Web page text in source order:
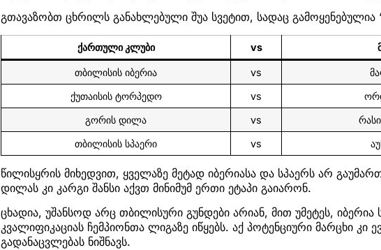
გთავაზობთ ცხრილს განახლებული შუა სვეტით, სადაც გამოყენებულია
ქართული კლუბი vs
თბილისის იბერია vs
ქუთაისის ტორპედო
vs
გორის დილა
vs
თბილისის სპაერი
vs
წილისყრის მიხედვით, ყველაზე მეტად იბერიასა და სპაერს არ
დილას კი კარგი შანსი აქვთ მინიმუმ ერთი ეტაპი გაიარონ.
ცხადია, უშანსოდ არც თბილისური გუნდები არიან, მით უმეტეს, იბერია
კვალიფიკაციას ჩემპიონთა ლიგაზე იწყებს. აქ პოტენციური მარცხი კი
გადანაცვლებას ნიშნავს.